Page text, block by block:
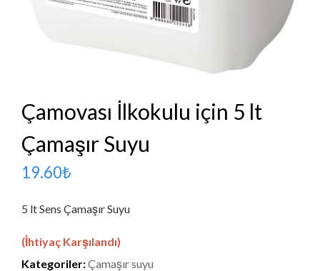
Çamovası İlkokulu için 5 lt
Çamaşır Suyu
19.60₺
5 lt Sens Çamaşır Suyu
(İhtiyaç Karşılandı)
Kategoriler:Çamaşır suyu